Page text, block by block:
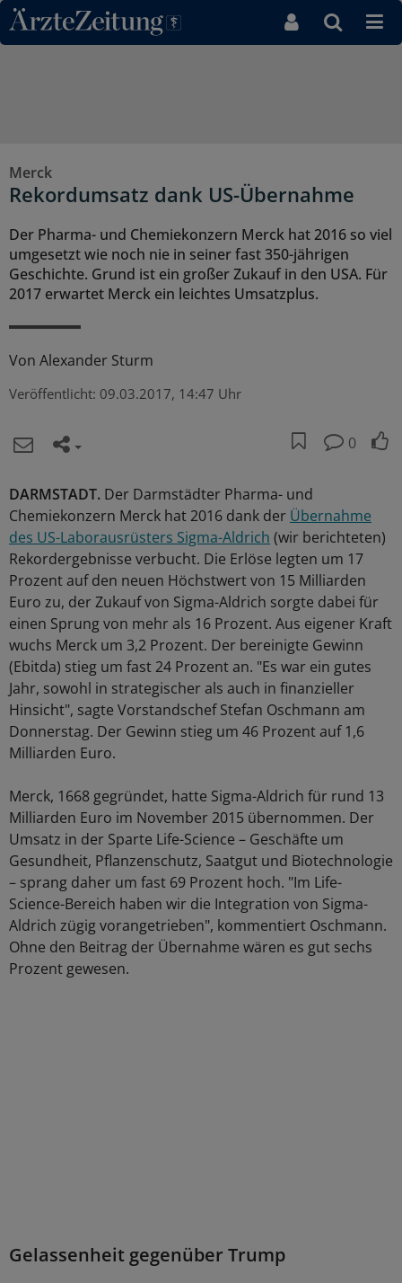
Direkt zum Inhaltsbereich
Merck
Rekordumsatz dank US-Übernahme
Der Pharma- und Chemiekonzern Merck hat 2016 so viel
umgesetzt wie noch nie in seiner fast 350-jährigen
Geschichte. Grund ist ein großer Zukauf in den USA. Für
2017 erwartet Merck ein leichtes Umsatzplus.
Von Alexander Sturm
Veröffentlicht: 09.03.2017, 14:47 Uhr
0
DARMSTADT. Der Darmstädter Pharma- und
Chemiekonzern Merck hat 2016 dank der Übernahme
des US-Laborausrüsters Sigma-Aldrich (wir berichteten)
Rekordergebnisse verbucht. Die Erlöse legten um 17
Prozent auf den neuen Höchstwert von 15 Milliarden
Euro zu, der Zukauf von Sigma-Aldrich sorgte dabei für
einen Sprung von mehr als 16 Prozent. Aus eigener Kraft
wuchs Merck um 3,2 Prozent. Der bereinigte Gewinn
(Ebitda) stieg um fast 24 Prozent an. "Es war ein gutes
Jahr, sowohl in strategischer als auch in finanzieller
Hinsicht", sagte Vorstandschef Stefan Oschmann am
Donnerstag. Der Gewinn stieg um 46 Prozent auf 1,6
Milliarden Euro.
Merck, 1668 gegründet, hatte Sigma-Aldrich für rund 13
Milliarden Euro im November 2015 übernommen. Der
Umsatz in der Sparte Life-Science – Geschäfte um
Gesundheit, Pflanzenschutz, Saatgut und Biotechnologie
– sprang daher um fast 69 Prozent hoch. "Im Life-
Science-Bereich haben wir die Integration von Sigma-
Aldrich zügig vorangetrieben", kommentiert Oschmann.
Ohne den Beitrag der Übernahme wären es gut sechs
Prozent gewesen.
Gelassenheit gegenüber Trump